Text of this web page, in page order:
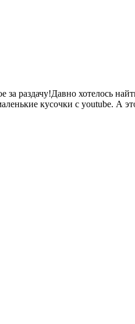
за раздачу!Давно хотелось
кусочки с youtube. А